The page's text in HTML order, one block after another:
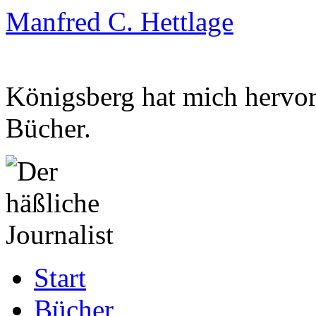
Manfred C. Hettlage
Königsberg hat mich
Bücher.
Inhalt
springenStart
Bücher